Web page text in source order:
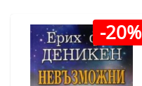
-20%